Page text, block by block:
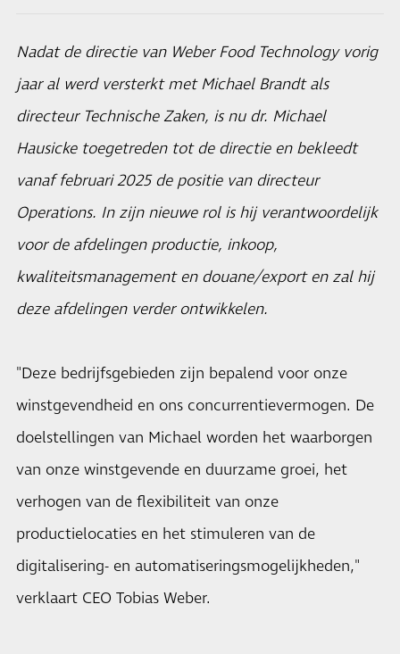
Nadat de directie van Weber Food Technology vorig
jaar al werd versterkt met Michael Brandt als
directeur Technische Zaken, is nu dr. Michael
Hausicke toegetreden tot de directie en bekleedt
vanaf februari 2025 de positie van directeur
Operations. In zijn nieuwe rol is hij verantwoordelijk
voor de afdelingen productie, inkoop,
kwaliteitsmanagement en douane/export en zal hij
deze afdelingen verder ontwikkelen.
"Deze bedrijfsgebieden zijn bepalend voor onze
winstgevendheid en ons concurrentievermogen. De
doelstellingen van Michael worden het waarborgen
van onze winstgevende en duurzame groei, het
verhogen van de flexibiliteit van onze
productielocaties en het stimuleren van de
digitalisering- en automatiseringsmogelijkheden,"
verklaart CEO Tobias Weber.